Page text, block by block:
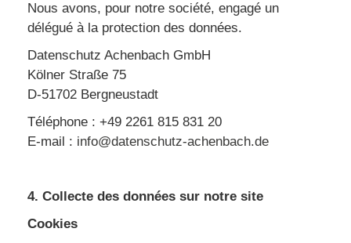
Nous avons, pour notre société, engagé un
délégué à la protection des données.
Datenschutz Achenbach GmbH
Kölner Straße 75
D-51702 Bergneustadt
Téléphone : +49 2261 815 831 20
E-mail : info@datenschutz-achenbach.de
4. Collecte des données sur notre site
Cookies